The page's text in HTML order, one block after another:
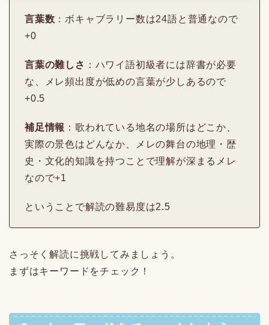
言葉数 ：ボキャブラリー数は24語と普通なので
+0
言葉の難しさ ：ハワイ語初級者には辞書が必要
な、メレ頻出度が低めの言葉が少しあるので
+0.5
補足情報 ：歌われている地名の場所はどこか、
実際の景色はどんなか、メレの舞台の地理・歴
史・文化的知識を持つことで理解が深まるメレ
なので+1
ということで解読の難易度は2.5
さっそく解読に挑戦してみましょう。
まずはキーワードをチェック！